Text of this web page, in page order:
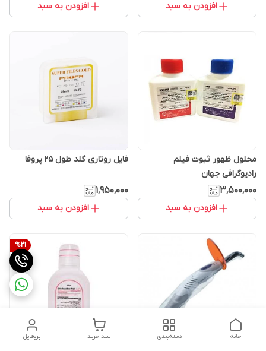
افزودن به سبد افزودن به سبد
محلول ظهور ثبوت فیلم
رادیوگرافی جهان
۳٬۵۰۰٬۰۰۰
افزودن به سبد
فایل روتاری گلد طول ۲۵ پروفا
۱٬۹۵۰٬۰۰۰
افزودن به سبد
%21
پروفایل سبد خرید دسته‌بندی خانه